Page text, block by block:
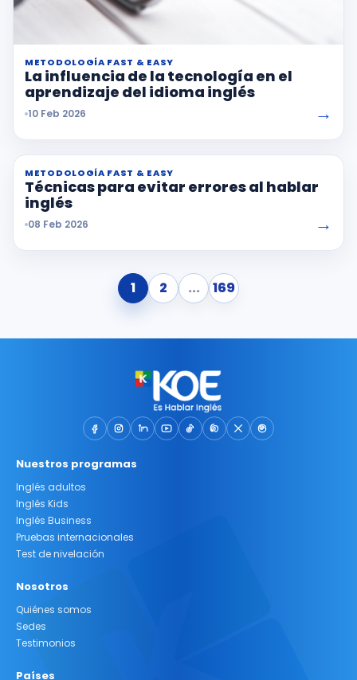
METODOLOGÍA FAST & EASY
La influencia de la tecnología en el
aprendizaje del idioma inglés
10 Feb 2026 →
METODOLOGÍA FAST & EASY
Técnicas para evitar errores al hablar
inglés
08 Feb 2026 →
1 2 ... 169
Nuestros programas
Inglés adultos
Inglés Kids
Inglés Business
Pruebas internacionales
Test de nivelación
Nosotros
Quiénes somos
Sedes
Testimonios
Países